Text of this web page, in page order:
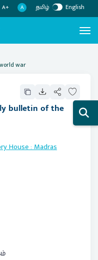
A+ A தமிழ் English
war
bulletin of the
House:Madras